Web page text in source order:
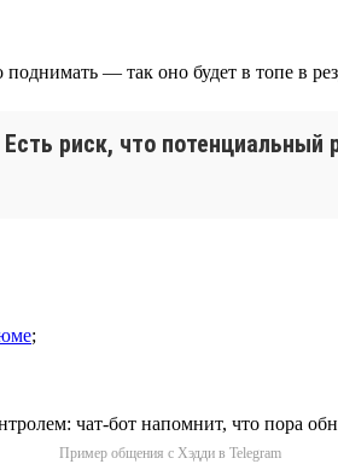
— так оно будет в топе в
риск, что
;
Пример общения с Хэдди в Telegram